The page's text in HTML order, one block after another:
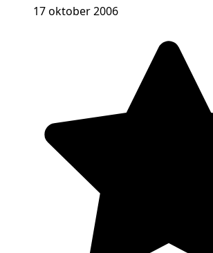
17 oktober 2006